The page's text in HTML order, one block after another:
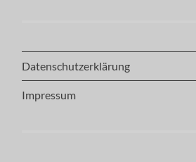
Datenschutzerklärung
Impressum